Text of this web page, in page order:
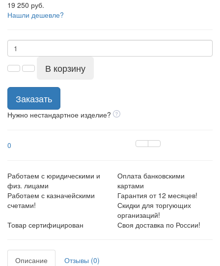
19 250 руб.
Нашли дешевле?
В корзину
Заказать
Нужно нестандартное изделие?
0
Работаем с юридическими и
физ. лицами
Оплата банковскими
картами
Работаем с казначейскими
счетами!
Гарантия от 12 месяцев!
Скидки для торгующих
организаций!
Товар сертифицирован
Своя доставка по России!
Описание
Отзывы (0)